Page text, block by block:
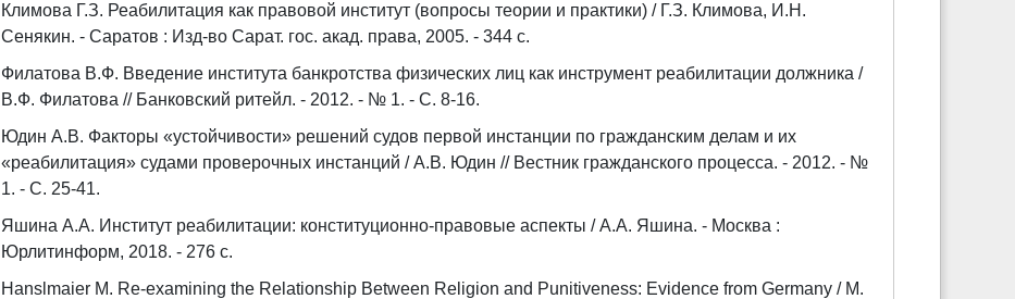
Климова Г.З. Реабилитация как правовой институт (вопросы теории и практики) / Г.З. Климова, И.Н.
Сенякин. - Саратов : Изд-во Сарат. гос. акад. права, 2005. - 344 с.
Филатова В.Ф. Введение института банкротства физических лиц как инструмент реабилитации должника /
В.Ф. Филатова // Банковский ритейл. - 2012. - № 1. - С. 8-16.
Юдин А.В. Факторы «устойчивости» решений судов первой инстанции по гражданским делам и их
«реабилитация» судами проверочных инстанций / А.В. Юдин // Вестник гражданского процесса. - 2012. - №
1. - С. 25-41.
Яшина А.А. Институт реабилитации: конституционно-правовые аспекты / А.А. Яшина. - Москва :
Юрлитинформ, 2018. - 276 с.
Hanslmaier M. Re-examining the Relationship Between Religion and Punitiveness: Evidence from Germany / M.